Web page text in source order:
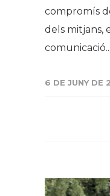
compromís
dels mitjans,
comunicació...
6 DE JUNY DE